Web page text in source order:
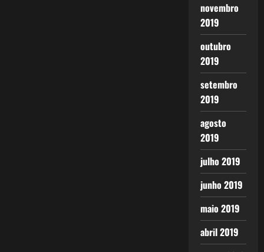
novembro
2019
outubro
2019
setembro
2019
agosto
2019
julho 2019
junho 2019
maio 2019
abril 2019